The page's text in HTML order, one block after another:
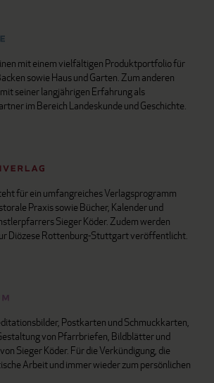
mit einem vielfältigen Produktportfolio für
sowie Haus und Garten. Zum anderen
seiner langjährigen Erfahrung als
im Bereich Landeskunde und Geschichte.
für ein umfangreiches Verlagsprogramm
Praxis sowie Bücher, Kalender und
Sieger Köder. Zudem werden
Diözese Rottenburg-Stuttgart veröffentlicht.
Postkarten und Schmuckkarten,
von Pfarrbriefen, Bildblätter und
Sieger Köder. Für die Verkündigung, die
Arbeit und immer wieder zum persönlichen